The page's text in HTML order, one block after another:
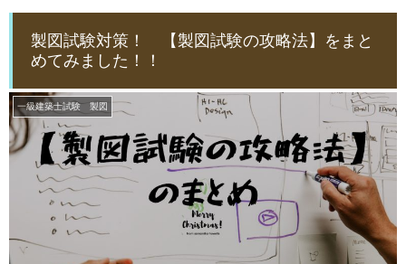
製図試験対策！ 【製図試験の攻略法】をまと
めてみました！！
一級建築士試験 製図